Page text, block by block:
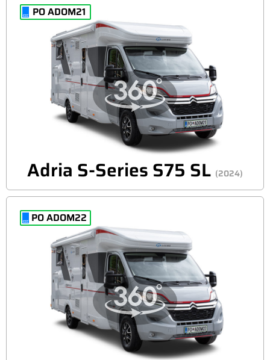
PO ADOM21
Adria S-Series S75 SL (2024)
PO ADOM22